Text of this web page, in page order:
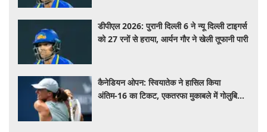
डीपीएल 2026: पुरानी दिल्ली 6 ने न्यू दिल्ली टाइगर्स
को 27 रनों से हराया, आर्यन गौर ने खेली तूफानी पारी
कैनेडियन ओपन: स्वियातेक ने हासिल किया
अंतिम-16 का टिकट, एकतरफा मुकाबले में गोलुबिक